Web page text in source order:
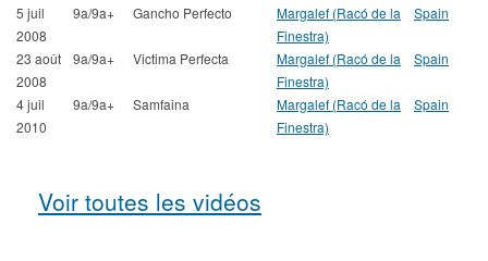
5 juil
2008
9a/9a+ Gancho Perfecto
Margalef (Racó de la
Finestra)
Spain
23 août
2008
9a/9a+ Victima Perfecta
Margalef (Racó de la
Finestra)
Spain
4 juil
2010
9a/9a+ Samfaina
Margalef (Racó de la
Finestra)
Spain
Voir toutes les vidéos